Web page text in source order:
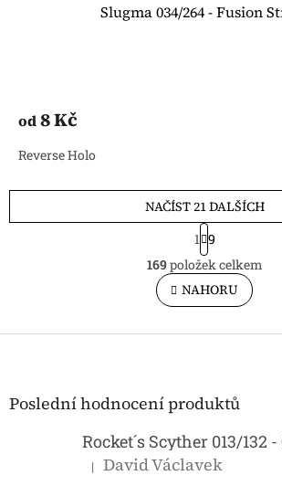
Slugma 034/264 - Fusion
od8 Kč
Reverse Holo
O
v
l
á
r
k
y
NAČÍST 21 DALŠÍCH
S
t
r
á
n
k
v
1 9
169položek celkem
NAHORU
Z
Poslední hodnocení produktů
Rocket´s Scyther 013/132
Hodnocení produktu je 5 z 5
| David Václavek